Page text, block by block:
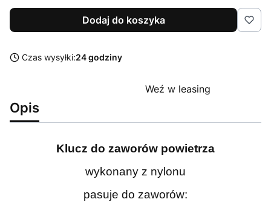
Dodaj do koszyka
Czas wysyłki:24 godziny
Weź w leasing
Opis
Klucz do zaworów powietrza
wykonany z nylonu
pasuje do zaworów: